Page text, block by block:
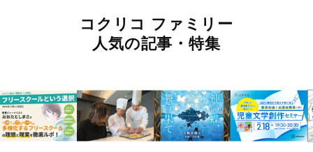
コクリコ ファミリー
人気の記事・特集